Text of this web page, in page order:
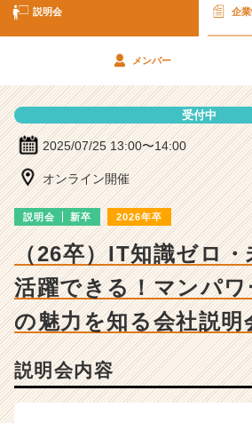
の
説
チ
ャ
ー・
成
長
企
業
説明会 企
メンバー
受付中
2025/07/25 13:00〜14:00
オンライン開催
説明会 新卒 2026年卒
（26卒）IT知識ゼロ
活躍できる！マンパ
の魅力を知る会社説
説明会内容